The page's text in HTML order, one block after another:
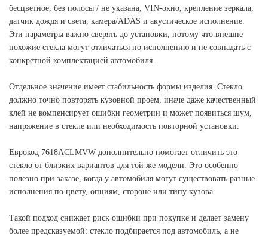
бесцветное, без полосы / не указана, VIN-окно, крепление зеркала,
датчик дождя и света, камера/ADAS и акустическое исполнение.
Эти параметры важно сверять до установки, потому что внешне
похожие стекла могут отличаться по исполнению и не совпадать с
конкретной комплектацией автомобиля.
Отдельное значение имеет стабильность формы изделия. Стекло
должно точно повторять кузовной проем, иначе даже качественный
клей не компенсирует ошибки геометрии и может появиться шум,
напряжение в стекле или необходимость повторной установки.
Еврокод 7618ACLMVW дополнительно помогает отличить это
стекло от близких вариантов для той же модели. Это особенно
полезно при заказе, когда у автомобиля могут существовать разные
исполнения по цвету, опциям, стороне или типу кузова.
Такой подход снижает риск ошибки при покупке и делает замену
более предсказуемой: стекло подбирается под автомобиль, а не